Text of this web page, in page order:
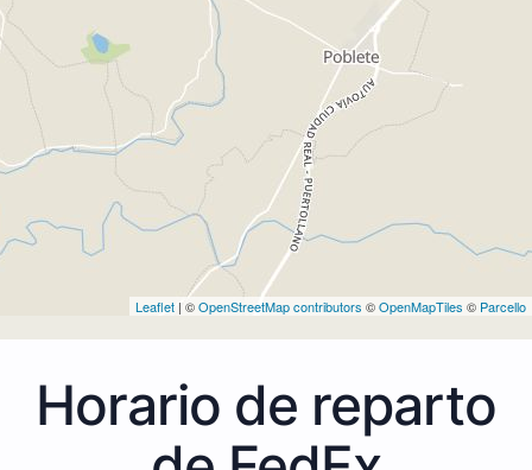
Leaflet | ©OpenStreetMap contributors ©OpenMapTiles © Parcello
Horario de reparto